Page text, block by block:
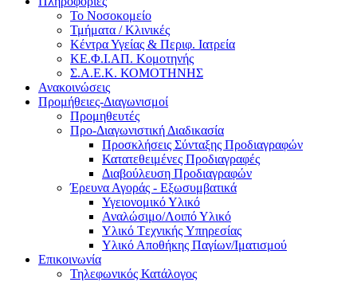
Το Νοσοκομείο
Τμήματα / Κλινικές
Κέντρα Υγείας & Περιφ. Ιατρεία
ΚΕ.Φ.Ι.ΑΠ. Κομοτηνής
Σ.Α.Ε.Κ. ΚΟΜΟΤΗΝΗΣ
Ανακοινώσεις
Προμήθειες-Διαγωνισμοί
Προμηθευτές
Προ-Διαγωνιστική Διαδικασία
Προσκλήσεις Σύνταξης Προδιαγραφών
Κατατεθειμένες Προδιαγραφές
Διαβούλευση Προδιαγραφών
Έρευνα Αγοράς - Εξωσυμβατικά
Υγειονομικό Υλικό
Αναλώσιμο/Λοιπό Υλικό
Υλικό Tεχνικής Yπηρεσίας
Υλικό Αποθήκης Παγίων/Ιματισμού
Επικοινωνία
Τηλεφωνικός Κατάλογος